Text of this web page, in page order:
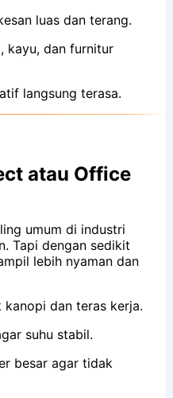
luas dan terang.
kayu, dan furnitur
langsung terasa.
atau Office
umum di industri
Tapi dengan sedikit
lebih nyaman dan
kanopi dan teras kerja.
suhu stabil.
besar agar tidak